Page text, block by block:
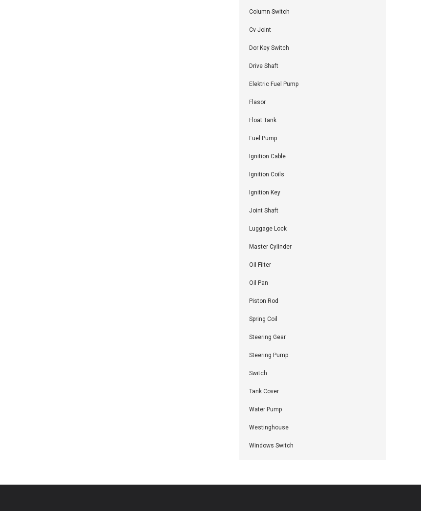
Column Switch
Cv Joint
Dor Key Switch
Drive Shaft
Elektric Fuel Pump
Flasor
Float Tank
Fuel Pump
Ignition Cable
Ignition Coils
Ignition Key
Joint Shaft
Luggage Lock
Master Cylinder
Oil Filter
Oil Pan
Piston Rod
Spring Coil
Steering Gear
Steering Pump
Switch
Tank Cover
Water Pump
Westinghouse
Windows Switch